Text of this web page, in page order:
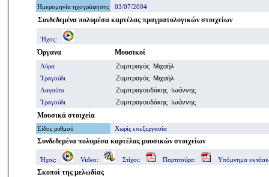
Ημερομηνία ηχογράφησης 03/07/2004
Συνδεδεμένα πολυμέσα καρτέλας πραγματολογικών στοιχείων
Ήχος:
Όργανα Μουσικοί
Λύρα
Ζυμπραγός Μιχαήλ
Τραγούδι
Ζυμπραγός Μιχαήλ
Λαγούτο
Ζυμπραγουδάκης Ιωάννης
Τραγούδι
Ζυμπραγουδάκης Ιωάννης
Μουσικά στοιχεία
Είδος ρυθμού Χωρίς επεξεργασία
Συνδεδεμένα πολυμέσα καρτέλας μουσικών στοιχείων
Ήχος: Video: Στίχοι: Παρτιτούρα: Υπόμνημα
Σκοποί της μελωδίας